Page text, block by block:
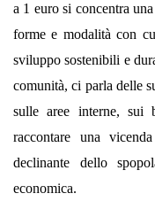
a 1 euro si concentra
forme e modalità con
sviluppo sostenibili e
comunità, ci parla delle
sulle aree interne, sui
raccontare una
declinante dello
economica.